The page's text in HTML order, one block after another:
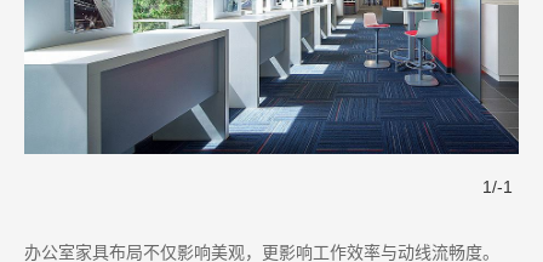
1/-1
办公室家具布局不仅影响美观，更影响工作效率与动线流畅度。